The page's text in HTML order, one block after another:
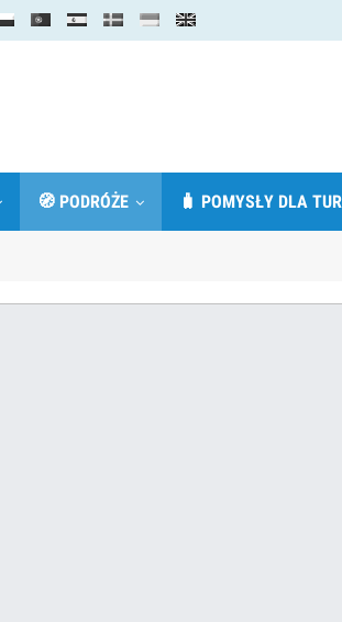
🧭 PODRÓŻE 🧳 POMYSŁY DLA